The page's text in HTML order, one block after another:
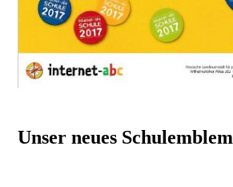
Unser neues Schulemblem